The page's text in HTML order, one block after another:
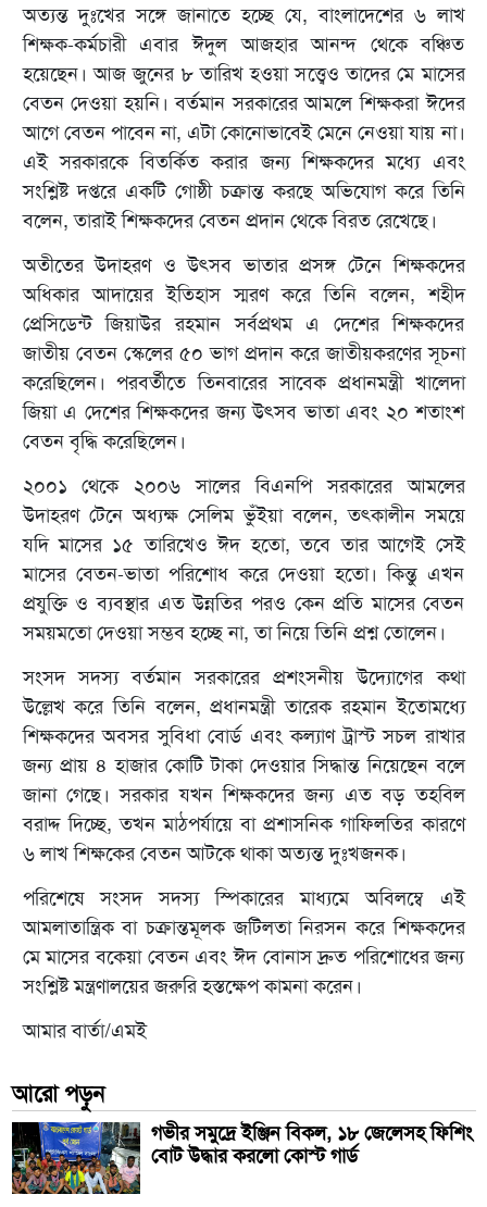
অত্যন্ত দুঃখের সঙ্গে জানাতে হচ্ছে যে, বাংলাদেশের ৬ লাখ
শিক্ষক-কর্মচারী এবার ঈদুল আজহার আনন্দ থেকে বঞ্চিত
হয়েছেন। আজ জুনের ৮ তারিখ হওয়া সত্ত্বেও তাদের মে মাসের
বেতন দেওয়া হয়নি। বর্তমান সরকারের আমলে শিক্ষকরা ঈদের
আগে বেতন পাবেন না, এটা কোনোভাবেই মেনে নেওয়া যায় না।
এই সরকারকে বিতর্কিত করার জন্য শিক্ষকদের মধ্যে এবং
সংশ্লিষ্ট দপ্তরে একটি গোষ্ঠী চক্রান্ত করছে অভিযোগ করে তিনি
বলেন, তারাই শিক্ষকদের বেতন প্রদান থেকে বিরত রেখেছে।
অতীতের উদাহরণ ও উৎসব ভাতার প্রসঙ্গ টেনে শিক্ষকদের
অধিকার আদায়ের ইতিহাস স্মরণ করে তিনি বলেন, শহীদ
প্রেসিডেন্ট জিয়াউর রহমান সর্বপ্রথম এ দেশের শিক্ষকদের
জাতীয় বেতন স্কেলের ৫০ ভাগ প্রদান করে জাতীয়করণের সূচনা
করেছিলেন। পরবর্তীতে তিনবারের সাবেক প্রধানমন্ত্রী খালেদা
জিয়া এ দেশের শিক্ষকদের জন্য উৎসব ভাতা এবং ২০ শতাংশ
বেতন বৃদ্ধি করেছিলেন।
২০০১ থেকে ২০০৬ সালের বিএনপি সরকারের আমলের
উদাহরণ টেনে অধ্যক্ষ সেলিম ভুঁইয়া বলেন, তৎকালীন সময়ে
যদি মাসের ১৫ তারিখেও ঈদ হতো, তবে তার আগেই সেই
মাসের বেতন-ভাতা পরিশোধ করে দেওয়া হতো। কিন্তু এখন
প্রযুক্তি ও ব্যবস্থার এত উন্নতির পরও কেন প্রতি মাসের বেতন
সময়মতো দেওয়া সম্ভব হচ্ছে না, তা নিয়ে তিনি প্রশ্ন তোলেন।
সংসদ সদস্য বর্তমান সরকারের প্রশংসনীয় উদ্যোগের কথা
উল্লেখ করে তিনি বলেন, প্রধানমন্ত্রী তারেক রহমান ইতোমধ্যে
শিক্ষকদের অবসর সুবিধা বোর্ড এবং কল্যাণ ট্রাস্ট সচল রাখার
জন্য প্রায় ৪ হাজার কোটি টাকা দেওয়ার সিদ্ধান্ত নিয়েছেন বলে
জানা গেছে। সরকার যখন শিক্ষকদের জন্য এত বড় তহবিল
বরাদ্দ দিচ্ছে, তখন মাঠপর্যায়ে বা প্রশাসনিক গাফিলতির কারণে
৬ লাখ শিক্ষকের বেতন আটকে থাকা অত্যন্ত দুঃখজনক।
পরিশেষে সংসদ সদস্য স্পিকারের মাধ্যমে অবিলম্বে এই
আমলাতান্ত্রিক বা চক্রান্তমূলক জটিলতা নিরসন করে শিক্ষকদের
মে মাসের বকেয়া বেতন এবং ঈদ বোনাস দ্রুত পরিশোধের জন্য
সংশ্লিষ্ট মন্ত্রণালয়ের জরুরি হস্তক্ষেপ কামনা করেন।
আমার বার্তা/এমই
আরো পড়ুন
গভীর সমুদ্রে ইঞ্জিন বিকল, ১৮ জেলেসহ ফিশিং
বোট উদ্ধার করলো কোস্ট গার্ড